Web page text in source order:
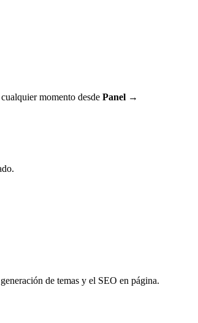
momento desde Panel →
de temas y el SEO en página.